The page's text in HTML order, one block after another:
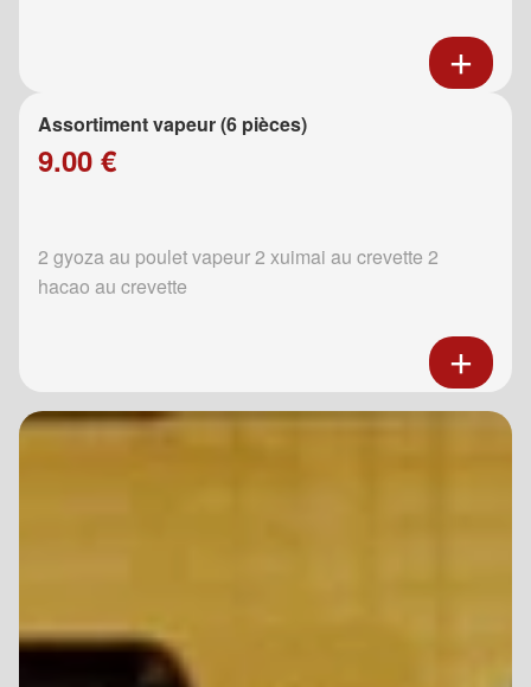
Assortiment vapeur (6 pièces)
9.00 €
2 gyoza au poulet vapeur 2 xuimai au crevette 2
hacao au crevette